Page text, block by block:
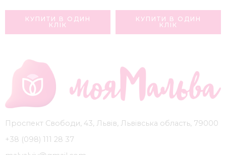
КУПИТИ В ОДИН
КЛІК
КУПИТИ В ОДИН
КЛІК
Проспект Свободи, 43, Львів, Львівська область, 79000
+38 (098) 111 28 37